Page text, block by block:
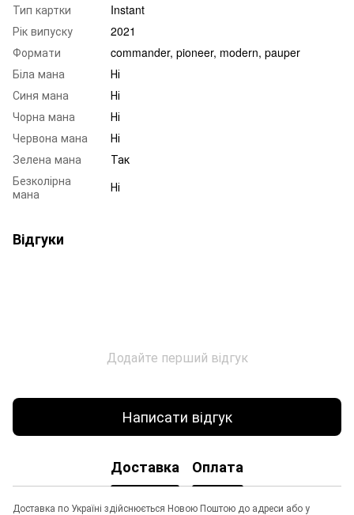
Тип картки
Instant
Рік випуску
2021
Формати
commander, pioneer, modern, pauper
Біла мана
Ні
Синя мана
Ні
Чорна мана
Ні
Червона мана
Ні
Зелена мана
Так
Безколірна
мана
Ні
Відгуки
Додайте перший відгук
Написати відгук
Доставка Оплата
Доставка по Україні здійснюється Новою Поштою до адреси або у